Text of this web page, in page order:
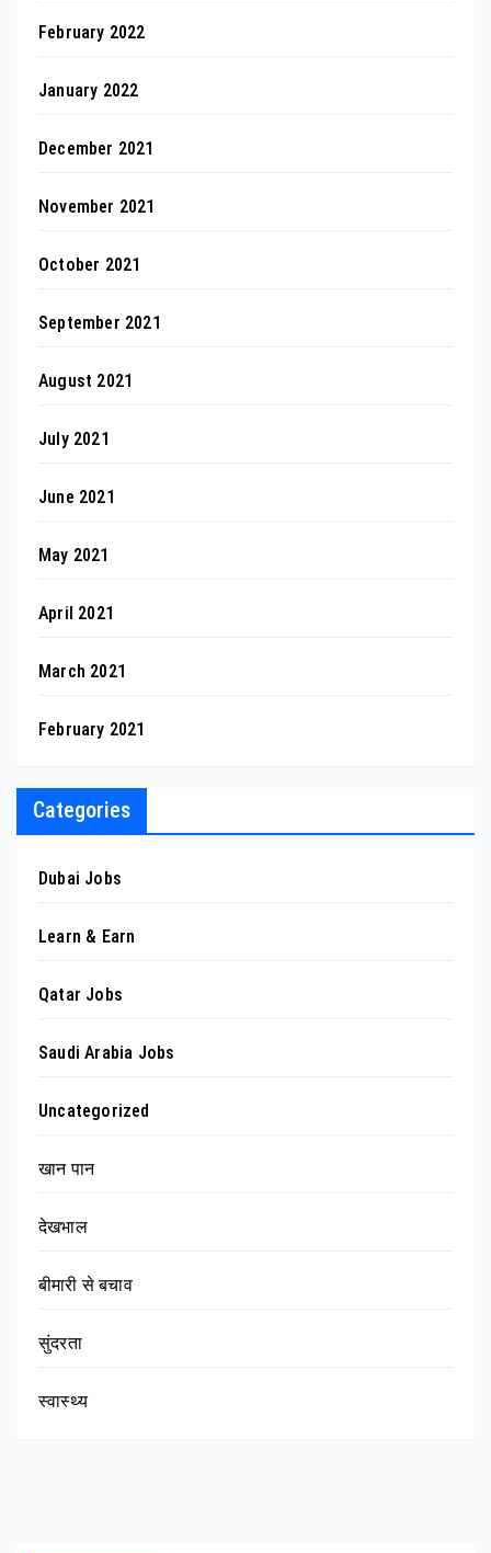
February 2022
January 2022
December 2021
November 2021
October 2021
September 2021
August 2021
July 2021
June 2021
May 2021
April 2021
March 2021
February 2021
Categories
Dubai Jobs
Learn & Earn
Qatar Jobs
Saudi Arabia Jobs
Uncategorized
खान पान
देखभाल
बीमारी से बचाव
सुंदरता
स्वास्थ्य